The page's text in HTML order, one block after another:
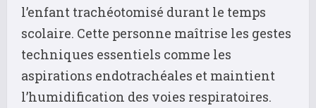
l’enfant trachéotomisé durant le temps
scolaire. Cette personne maîtrise les gestes
techniques essentiels comme les
aspirations endotrachéales et maintient
l’humidification des voies respiratoires.